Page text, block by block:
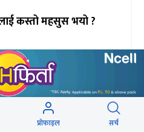
कस्तो महसुस भयो ?
3%
अचम्मित
प्रोफाइल सर्च